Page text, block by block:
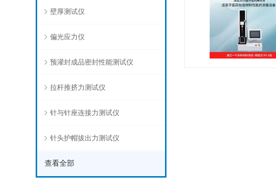
壁厚测试仪
偏光应力仪
预灌封成品密封性能测试仪
拉杆推挤力测试仪
针与针座连接力测试仪
针头护帽拔出力测试仪
查看全部